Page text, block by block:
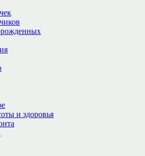
и здоровья